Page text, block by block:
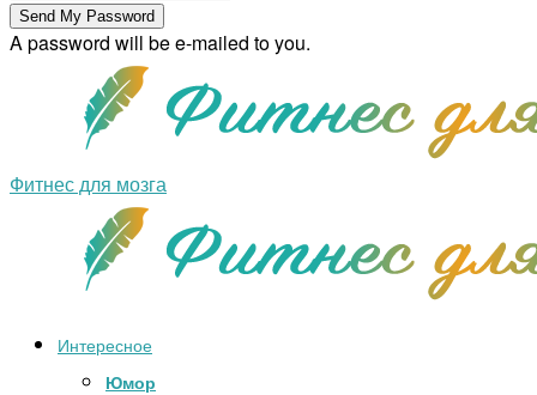
A password will be e-mailed to you.
Фитнес для мозга
Интересное
Юмор